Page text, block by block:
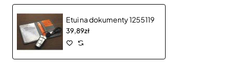
Etui na dokumenty 1255119
39,89zł